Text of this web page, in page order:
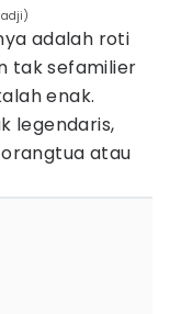
adalah roti
tak sefamilier
enak.
legendaris,
atau